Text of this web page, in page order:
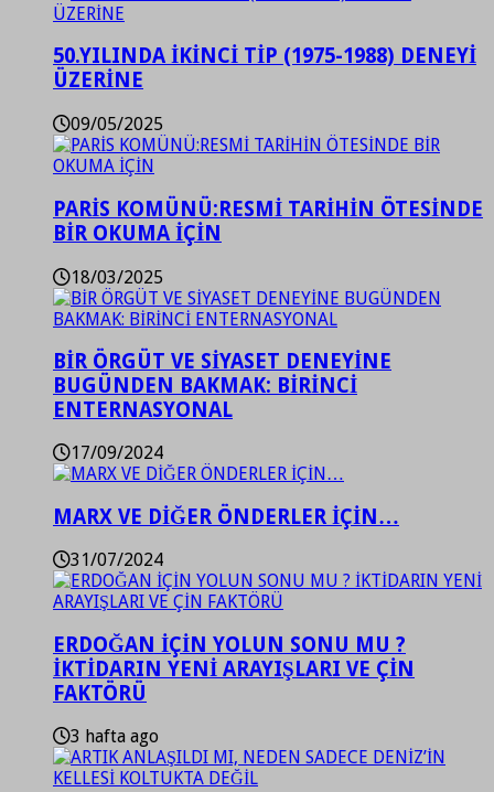
50.YILINDA İKİNCİ TİP (1975-1988) DENEYİ
ÜZERİNE
09/05/2025
PARİS KOMÜNÜ:RESMİ TARİHİN ÖTESİNDE
BİR OKUMA İÇİN
18/03/2025
BİR ÖRGÜT VE SİYASET DENEYİNE
BUGÜNDEN BAKMAK: BİRİNCİ
ENTERNASYONAL
17/09/2024
MARX VE DİĞER ÖNDERLER İÇİN…
31/07/2024
ERDOĞAN İÇİN YOLUN SONU MU ?
İKTİDARIN YENİ ARAYIŞLARI VE ÇİN
FAKTÖRÜ
3 hafta ago